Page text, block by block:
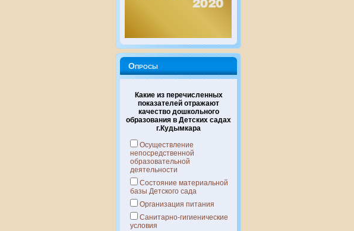
Опросы
Какие из перечисленных
показателей отражают
качество дошкольного
образования в Детских садах
г.Кудымкара
Осуществление
непосредственной
образовательной
деятельности
Состояние материальной
базы Детского сада
Организация питания
Санитарно-гигиенические
условия